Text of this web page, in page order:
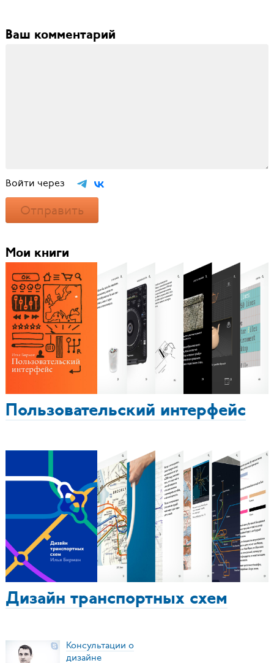
Ваш комментарий
Войти через
Отправить
Мои книги
Пользовательский интерфейс
Дизайн транспортных схем
Консультации о
дизайне